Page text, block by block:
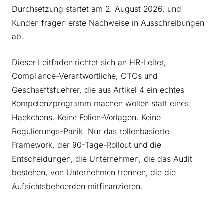
Durchsetzung startet am 2. August 2026, und
Kunden fragen erste Nachweise in Ausschreibungen
ab.
Dieser Leitfaden richtet sich an HR-Leiter,
Compliance-Verantwortliche, CTOs und
Geschaeftsfuehrer, die aus Artikel 4 ein echtes
Kompetenzprogramm machen wollen statt eines
Haekchens. Keine Folien-Vorlagen. Keine
Regulierungs-Panik. Nur das rollenbasierte
Framework, der 90-Tage-Rollout und die
Entscheidungen, die Unternehmen, die das Audit
bestehen, von Unternehmen trennen, die die
Aufsichtsbehoerden mitfinanzieren.